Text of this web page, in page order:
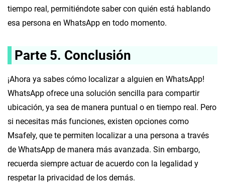
tiempo real, permitiéndote saber con quién está hablando
esa persona en WhatsApp en todo momento.
Parte 5. Conclusión
¡Ahora ya sabes cómo localizar a alguien en WhatsApp!
WhatsApp ofrece una solución sencilla para compartir
ubicación, ya sea de manera puntual o en tiempo real. Pero
si necesitas más funciones, existen opciones como
Msafely, que te permiten localizar a una persona a través
de WhatsApp de manera más avanzada. Sin embargo,
recuerda siempre actuar de acuerdo con la legalidad y
respetar la privacidad de los demás.